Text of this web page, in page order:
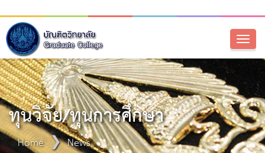
ทุนวิจัย/ทุนการศึกษา
Home News